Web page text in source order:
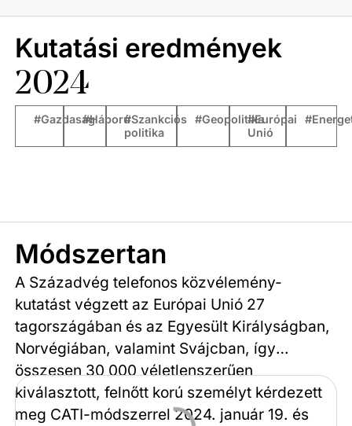
Kutatási eredmények
2024
#Gazdaság#Háború#Szankciós
politika
#Geopolitika#Európai
Unió
Módszertan
A Századvég telefonos közvélemény-
kutatást végzett az Európai Unió 27
tagországában és az Egyesült Királyságban,
Norvégiában, valamint Svájcban, így
összesen 30 000 véletlenszerűen
kiválasztott, felnőtt korú személyt kérdezett
meg CATI-módszerrel 2024. január 19. és